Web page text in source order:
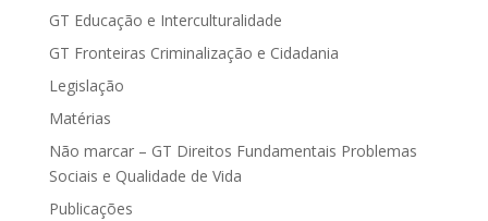
GT Educação e Interculturalidade
GT Fronteiras Criminalização e Cidadania
Legislação
Matérias
Não marcar – GT Direitos Fundamentais Problemas
Sociais e Qualidade de Vida
Publicações